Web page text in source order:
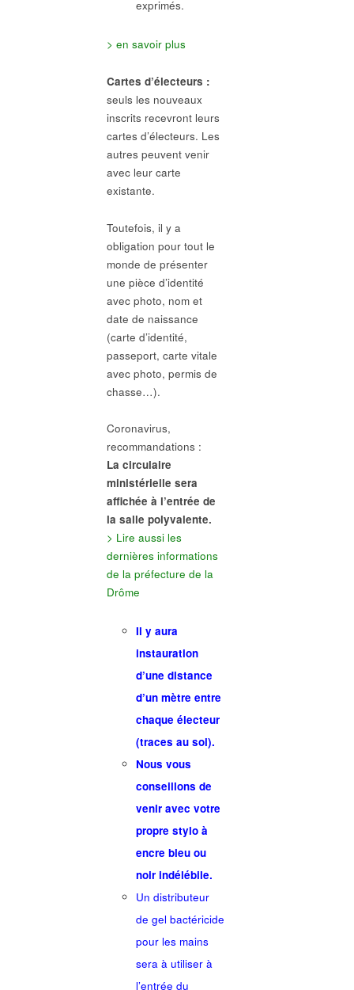
exprimés.
> en savoir plus
Cartes d’électeurs :
seuls les nouveaux
inscrits recevront leurs
cartes d’électeurs. Les
autres peuvent venir
avec leur carte
existante.
Toutefois, il y a
obligation pour tout le
monde de présenter
une pièce d’identité
avec photo, nom et
date de naissance
(carte d’identité,
passeport, carte vitale
avec photo, permis de
chasse…).
Coronavirus,
recommandations :
La circulaire
ministérielle sera
affichée à l’entrée de
la salle polyvalente.
> Lire aussi les
dernières informations
de la préfecture de la
Drôme
Il y aura
instauration
d’une distance
d’un mètre entre
chaque électeur
(traces au sol).
Nous vous
conseillons de
venir avec votre
propre stylo à
encre bleu ou
noir indélébile.
Un distributeur
de gel bactéricide
pour les mains
sera à utiliser à
l’entrée du